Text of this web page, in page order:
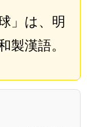
」は、明
製漢語。